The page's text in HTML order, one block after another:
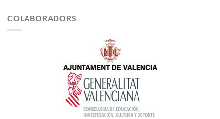
COLABORADORS